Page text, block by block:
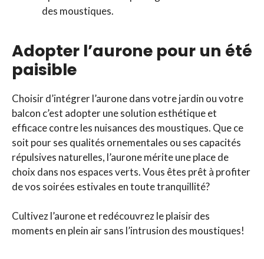
des moustiques.
Adopter l’aurone pour un été
paisible
Choisir d’intégrer l’aurone dans votre jardin ou votre
balcon c’est adopter une solution esthétique et
efficace contre les nuisances des moustiques. Que ce
soit pour ses qualités ornementales ou ses capacités
répulsives naturelles, l’aurone mérite une place de
choix dans nos espaces verts. Vous êtes prêt à profiter
de vos soirées estivales en toute tranquillité?
Cultivez l’aurone et redécouvrez le plaisir des
moments en plein air sans l’intrusion des moustiques!